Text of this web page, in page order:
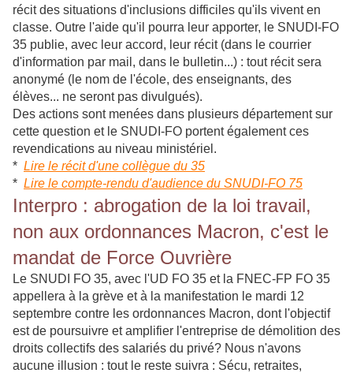
récit des situations d'inclusions difficiles qu'ils vivent en
classe. Outre l'aide qu'il pourra leur apporter, le SNUDI-FO
35 publie, avec leur accord, leur récit (dans le courrier
d'information par mail, dans le bulletin...) : tout récit sera
anonymé (le nom de l'école, des enseignants, des
élèves... ne seront pas divulgués).
Des actions sont menées dans plusieurs département sur
cette question et le SNUDI-FO portent également ces
revendications au niveau ministériel.
* Lire le récit d'une collègue du 35
* Lire le compte-rendu d'audience du SNUDI-FO 75
Interpro : abrogation de la loi travail,
non aux ordonnances Macron, c'est le
mandat de Force Ouvrière
Le SNUDI FO 35, avec l'UD FO 35 et la FNEC-FP FO 35
appellera à la grève et à la manifestation le mardi 12
septembre contre les ordonnances Macron, dont l'objectif
est de poursuivre et amplifier l'entreprise de démolition des
droits collectifs des salariés du privé? Nous n'avons
aucune illusion : tout le reste suivra : Sécu, retraites,